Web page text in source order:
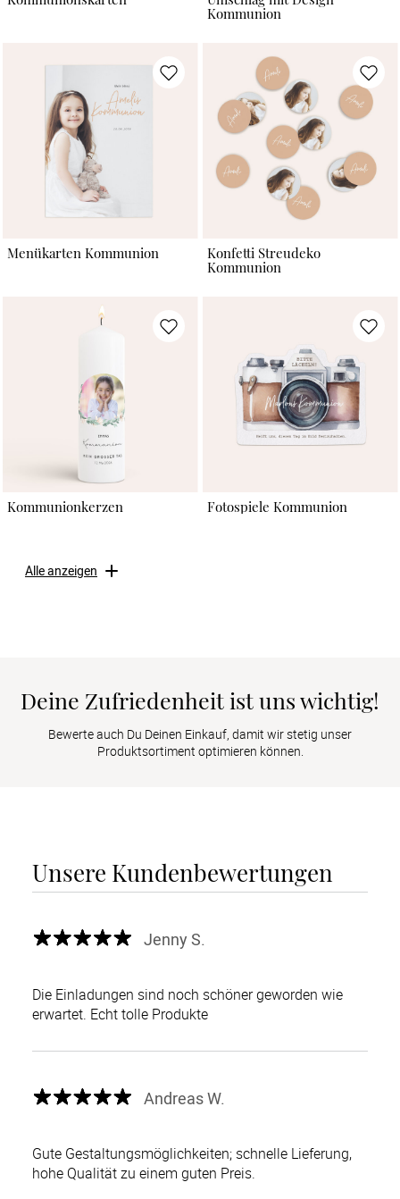
Kommunion
Menükarten Kommunion
Konfetti Streudeko
Kommunion
Kommunionkerzen Fotospiele Kommunion
Alle anzeigen
Deine Zufriedenheit ist uns wichtig!
Bewerte auch Du Deinen Einkauf, damit wir stetig unser
Produktsortiment optimieren können.
Unsere Kundenbewertungen
Jenny S.
Die Einladungen sind noch schöner geworden wie
erwartet. Echt tolle Produkte
Andreas W.
Gute Gestaltungsmöglichkeiten; schnelle Lieferung,
hohe Qualität zu einem guten Preis.